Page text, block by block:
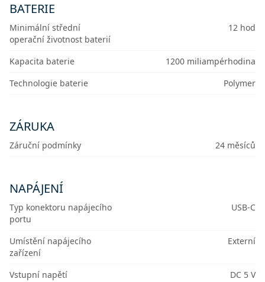
BATERIE
Minimální střední
operační životnost baterií
12 hod
Kapacita baterie
1200 miliampérhodina
Technologie baterie
Polymer
ZÁRUKA
Záruční podmínky 24 měsíců
NAPÁJENÍ
Typ konektoru napájecího
portu
USB-C
Umístění napájecího
zařízení
Externí
Vstupní napětí
DC 5 V